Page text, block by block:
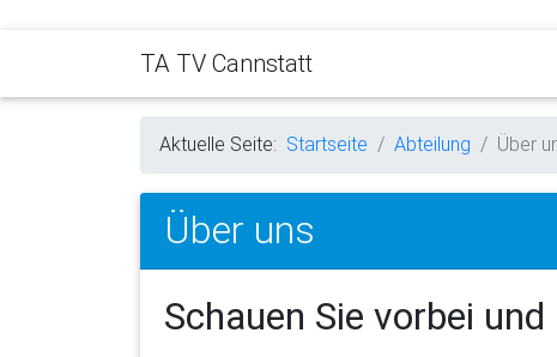
TA TV Cannstatt
Aktuelle Seite: Startseite Abteilung Über
Über uns
Schauen Sie vorbei